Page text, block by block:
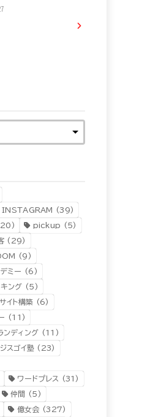
INSTAGRAM (39)
pickup (5)
(29)
(9)
ミー (6)
ング (5)
サイト構築 (6)
(11)
ンディング (11)
スゴイ塾 (23)
ワードプレス (31)
仲間 (5)
億女会 (327)